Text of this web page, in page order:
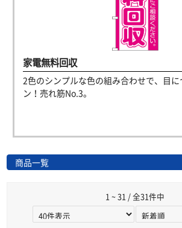
家電無料回収
2色のシンプルな色の組み合わせで、目
ン！売れ筋No.3。
商品一覧
1 ~ 31 / 全31件中